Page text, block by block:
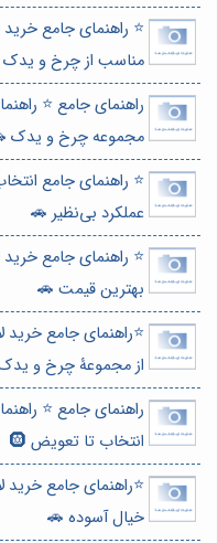
⭐️ راهنمای جامع
مناسب از چرخ و
راهنمای جامع ⭐️
مجموعه چرخ و یدک
⭐️ راهنمای جامع
عملکرد بی‌نظیر 🚗
⭐️ راهنمای جامع
بهترین قیمت 🚗
⭐️راهنمای جامع
از مجموعۀ چرخ و
راهنمای جامع ⭐️
انتخاب تا تعویض 🛞
⭐️راهنمای جامع خرید
خیال آسوده 🚗